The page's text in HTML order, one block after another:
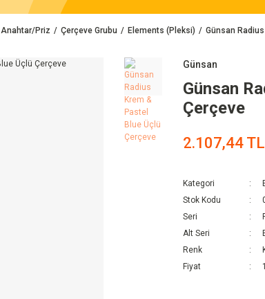
Anahtar/Priz Çerçeve Grubu Elements (Pleksi) Günsan
Günsan
Günsan
Çerçeve
2.107,44 TL
Kategori
Stok Kodu
Seri
Alt Seri
Renk
Fiyat